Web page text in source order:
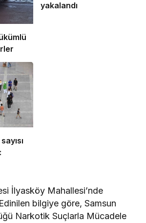
yakalandı
İlyasköy Mahallesi’nde
bilgiye göre, Samsun
Narkotik Suçlarla Mücadele